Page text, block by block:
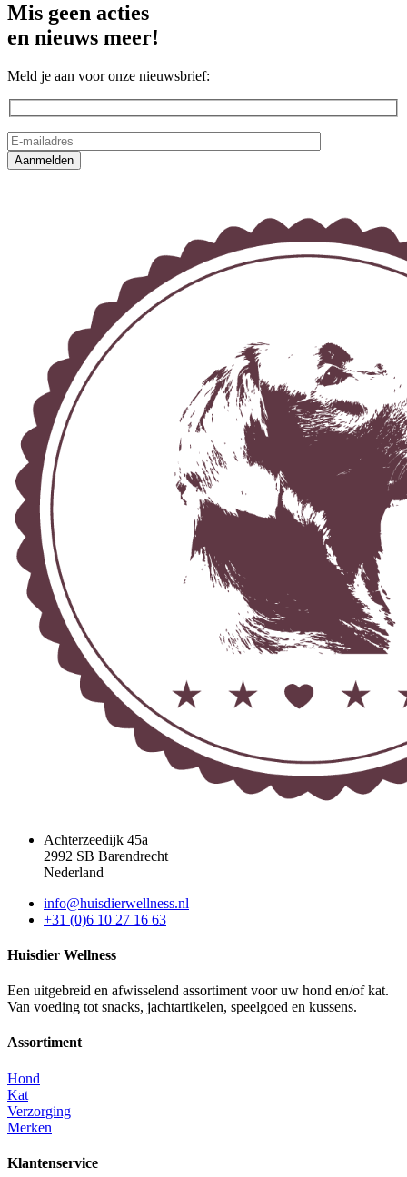
Mis geen acties
en nieuws meer!
Meld je aan voor onze nieuwsbrief:
Achterzeedijk 45a
2992 SB Barendrecht
Nederland
info@huisdierwellness.nl
+31 (0)6 10 27 16 63
Huisdier Wellness
Een uitgebreid en afwisselend assortiment voor uw hond en/of kat.
Van voeding tot snacks, jachtartikelen, speelgoed en kussens.
Assortiment
Hond
Kat
Verzorging
Merken
Klantenservice